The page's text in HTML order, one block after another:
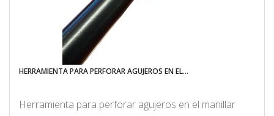
HERRAMIENTA PARA PERFORAR AGUJEROS EN EL...
Herramienta para perforar agujeros en el manillar